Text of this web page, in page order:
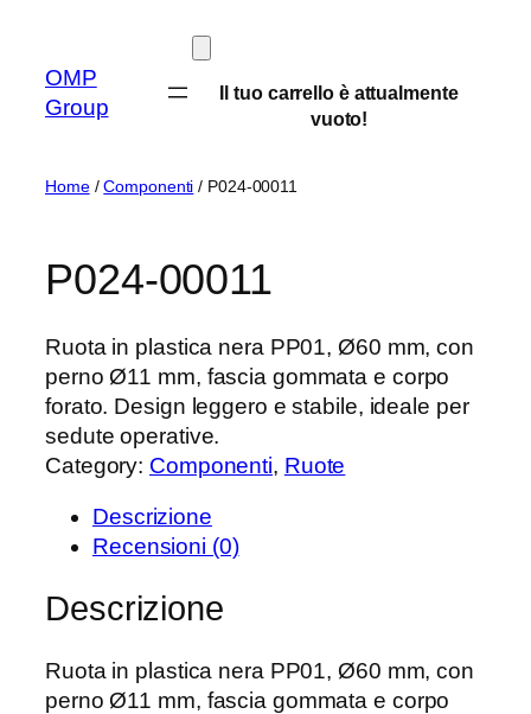
contenuto
OMP
Group
Il tuo carrello è attualmente
vuoto!
Home/Componenti / P024-00011
P024-00011
Ruota in plastica nera PP01, Ø60 mm, con
perno Ø11 mm, fascia gommata e corpo
forato. Design leggero e stabile, ideale per
sedute operative.
Category: Componenti, Ruote
Descrizione
Recensioni (0)
Descrizione
Ruota in plastica nera PP01, Ø60 mm, con
perno Ø11 mm, fascia gommata e corpo